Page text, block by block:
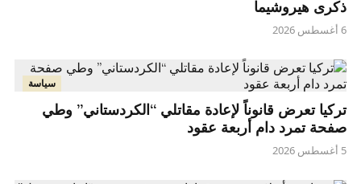
ذكرى هيروشيما
6 أغسطس 2026
سياسة
تركيا تعرض قانوناً لإعادة مقاتلي “الكردستاني” وطي
صفحة تمرد دام أربعة عقود
5 أغسطس 2026